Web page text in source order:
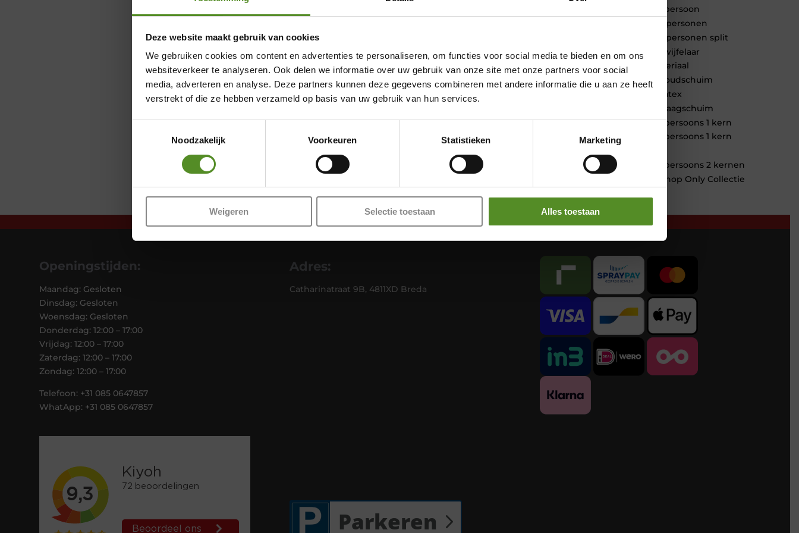
Deze website maakt gebruik van cookies
We gebruiken cookies om content en advertenties te personaliseren, om functies voor social media te bieden en om ons
websiteverkeer te analyseren. Ook delen we informatie over uw gebruik van onze site met onze partners voor social
media, adverteren en analyse. Deze partners kunnen deze gegevens combineren met andere informatie die u aan ze heeft
verstrekt of die ze hebben verzameld op basis van uw gebruik van hun services.
Noodzakelijk
Voorkeuren Statistieken Marketing
Weigeren Selectie toestaan Alles toestaan
1 persoon
2 personen
2 personen split
Twijfelaar
Materiaal
Koudschuim
Latex
Traagschuim
Tweepersoons 1 kern
Tweepersoons 1 kern
Tweepersoons 2 kernen
Webshop Only Collectie
Openingstijden:
Maandag: Gesloten
Dinsdag: Gesloten
Woensdag: Gesloten
Donderdag: 12:00 – 17:00
Vrijdag: 12:00 – 17:00
Zaterdag: 12:00 – 17:00
Zondag: 12:00 – 17:00
Telefoon: +31 085 0647857
WhatApp: +31 085 0647857
Adres:
Catharinatraat 9B, 4811XD Breda
Parkeren
Showroom Breda
Vrijdag 12:00 – 17:00
Zaterdag 12:00 – 17:00
Zondag 12:00 – 17:00